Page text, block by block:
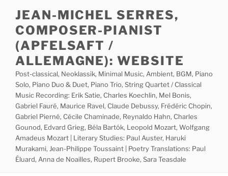
content
JEAN-MICHEL SERRES,
COMPOSER-PIANIST
(APFELSAFT /
ALLEMAGNE): WEBSITE
Post-classical, Neoklassik, Minimal Music, Ambient, BGM, Piano
Solo, Piano Duo & Duet, Piano Trio, String Quartet / Classical
Music Recording: Erik Satie, Charles Koechlin, Mel Bonis,
Gabriel Fauré, Maurice Ravel, Claude Debussy, Frédéric Chopin,
Gabriel Pierné, Cécile Chaminade, Reynaldo Hahn, Charles
Gounod, Edvard Grieg, Béla Bartók, Leopold Mozart, Wolfgang
Amadeus Mozart | Literary Studies: Paul Auster, Haruki
Murakami, Jean-Philippe Toussaint | Poetry Translations: Paul
Éluard, Anna de Noailles, Rupert Brooke, Sara Teasdale